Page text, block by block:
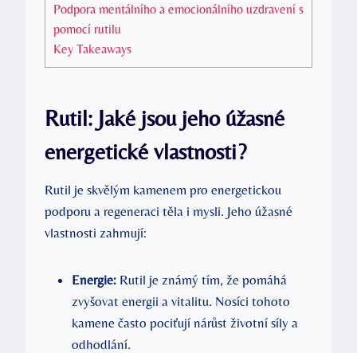
Podpora mentálního a emocionálního uzdravení s
pomocí rutilu
Key Takeaways
Rutil: Jaké jsou jeho úžasné
energetické vlastnosti?
Rutil je skvělým kamenem pro energetickou
podporu a regeneraci těla i mysli. Jeho úžasné
vlastnosti zahrnují:
Energie: Rutil je známý tím, že pomáhá
zvyšovat energii a vitalitu. Nosíci tohoto
kamene často pociťují nárůst životní síly a
odhodlání.